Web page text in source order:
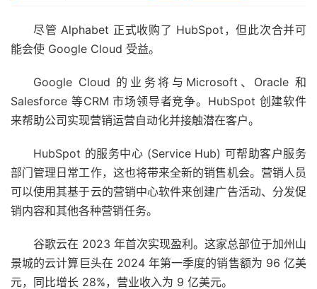
尽管 Alphabet 正式收购了 HubSpot，但此次合并可
能会使 Google Cloud 受益。
Google Cloud 的业务将与Microsoft、Oracle 和
Salesforce 等CRM 市场领导者竞争。HubSpot 创建软件
来帮助公司实现营销运营自动化并接触潜在客户。
HubSpot 的服务中心 (Service Hub) 可帮助客户服务
部门管理日常工作，这也将带来全新的销售机会。营销人员
可以使用其基于云的营销中心软件来创建广告活动、分发促
销内容和其他各种营销任务。
谷歌云在 2023 年首次实现盈利。这家总部位于加州山
景城的云计算巨头在 2024 年第一季度的销售额为 96 亿美
元，同比增长 28%，营业收入为 9 亿美元。